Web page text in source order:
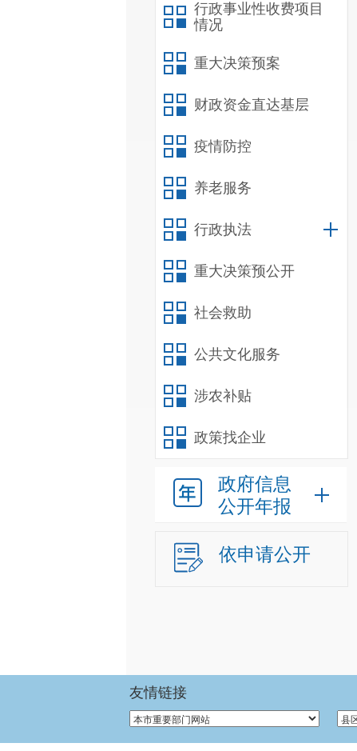
行政事业性收费项目
情况
重大决策预案
财政资金直达基层
疫情防控
养老服务
行政执法
重大决策预公开
社会救助
公共文化服务
涉农补贴
政策找企业
政府信息
公开年报
依申请公开
友情链接